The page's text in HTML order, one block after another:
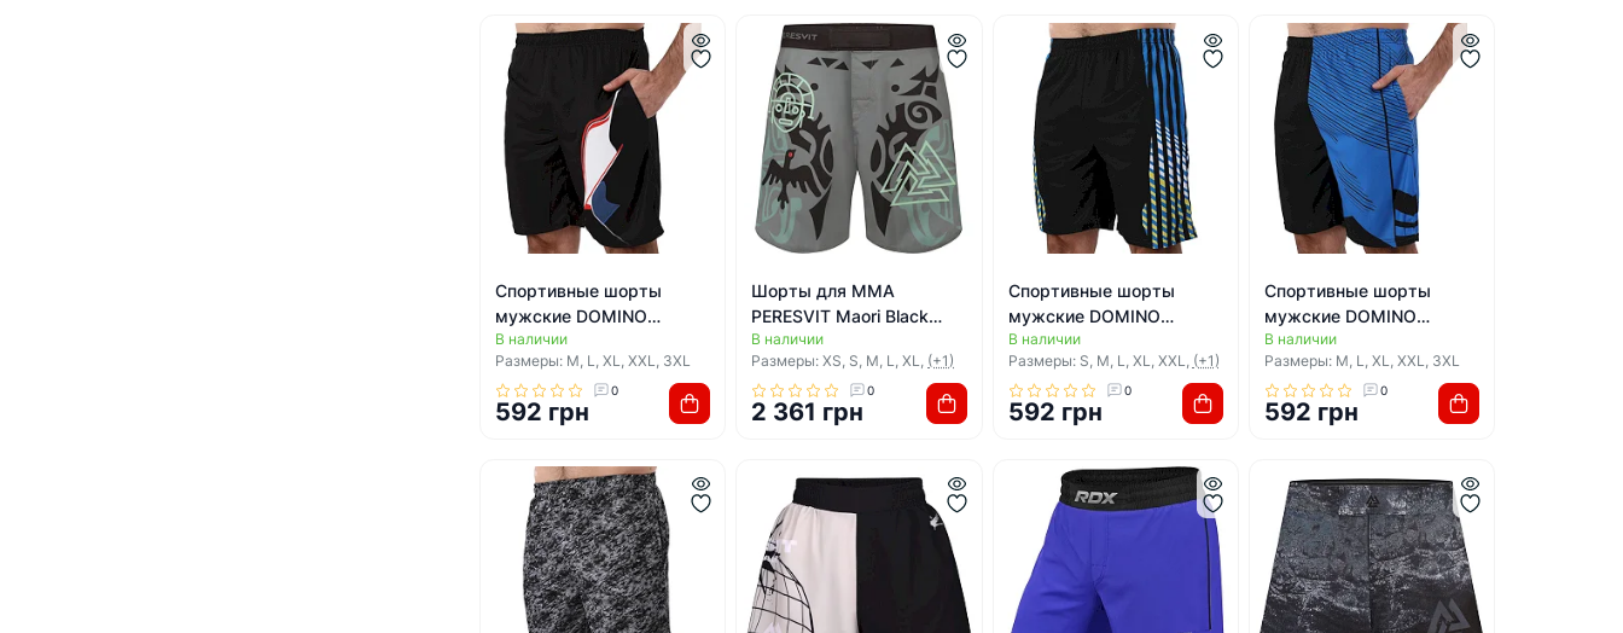
Спортивные шорты
мужские DOMINO
CK210-8 (Черный)
В наличии
Размеры: M, L, XL, XXL, 3XL
0
592 грн
Шорты для ММА
PERESVIT Maori Black
Military Green
В наличии
Размеры: XS, S, M, L, XL, (+1)
0
2 361 грн
Спортивные шорты
мужские DOMINO
CK210-7 (Черный-синий)
В наличии
Размеры: S, M, L, XL, XXL, (+1)
0
592 грн
Спортивные шорты
мужские DOMINO
CK210-4 (Черный-синий)
В наличии
Размеры: M, L, XL, XXL, 3XL
0
592 грн